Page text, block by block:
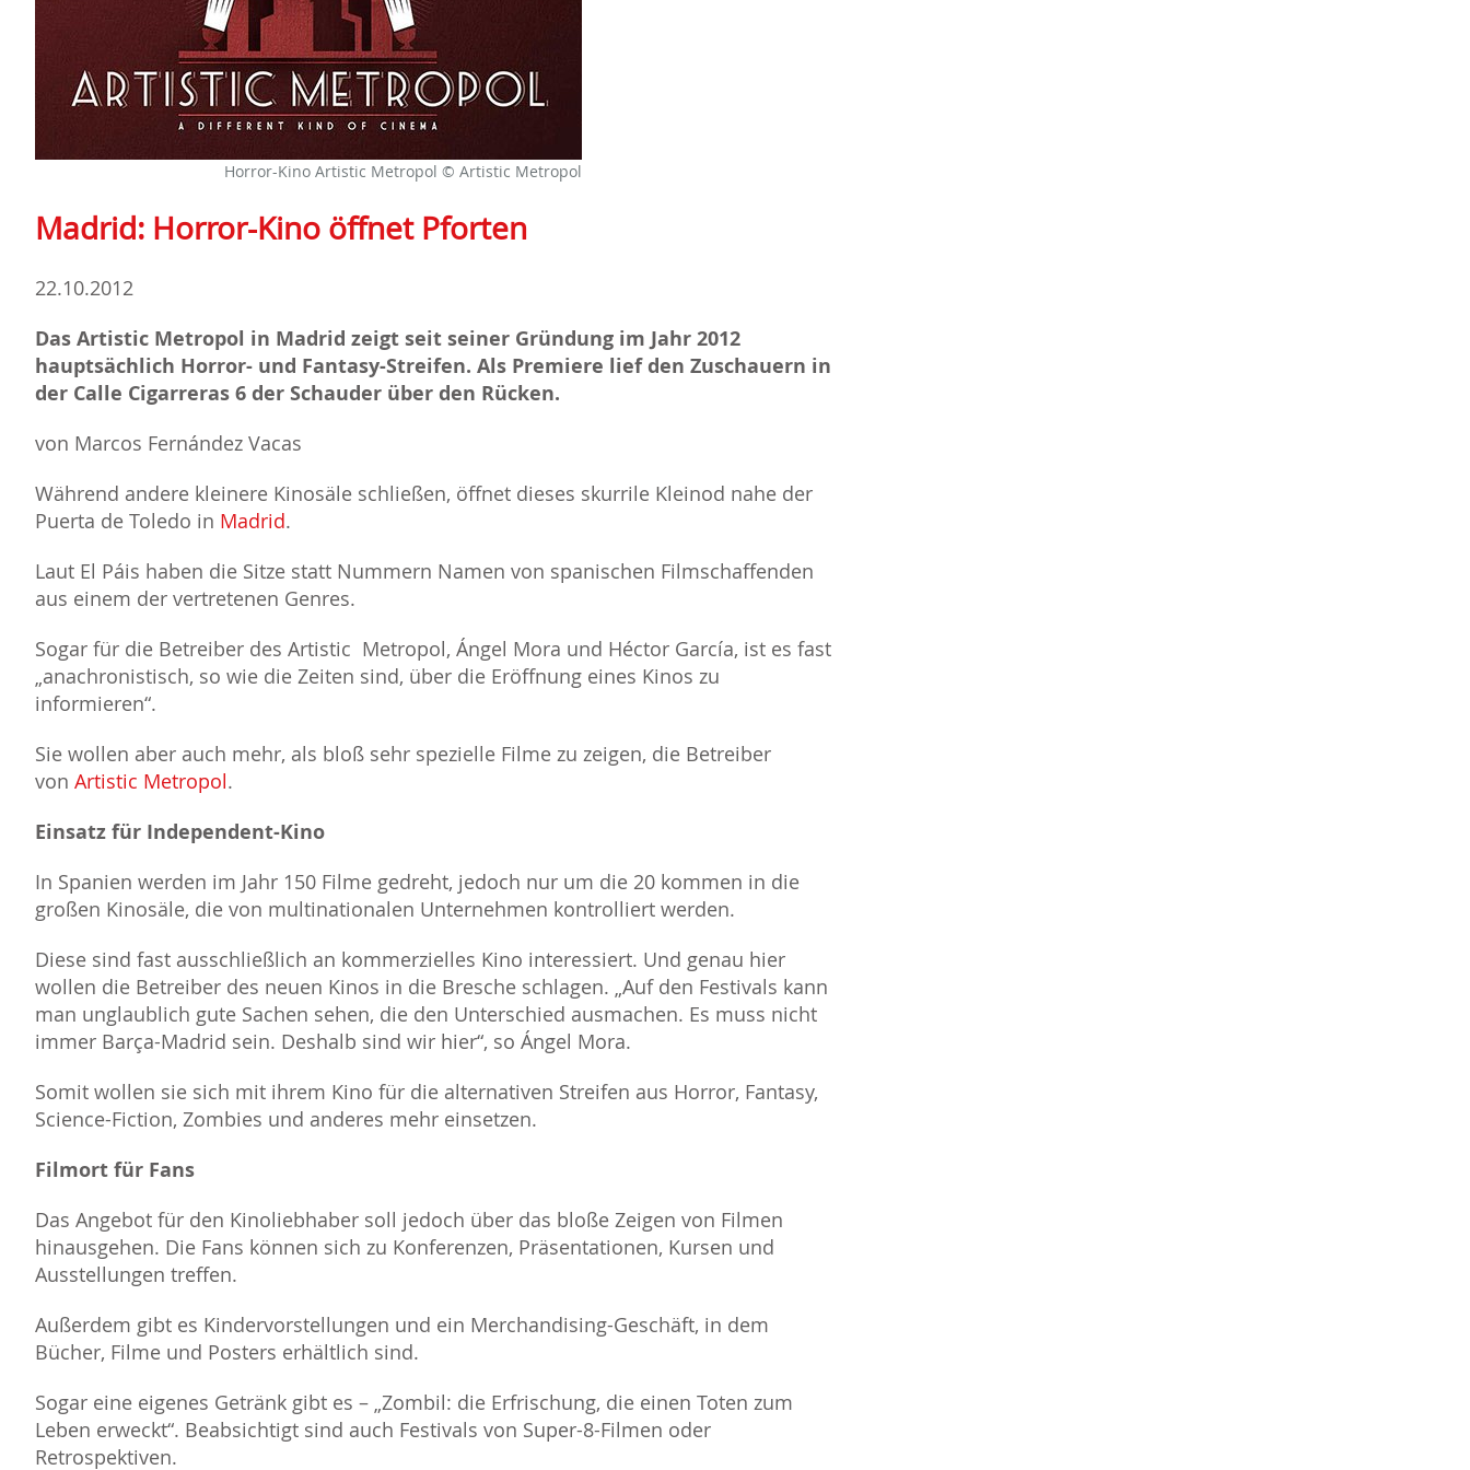
Horror-Kino Artistic Metropol © Artistic Metropol
Madrid: Horror-Kino öffnet Pforten
22.10.2012
Das Artistic Metropol in Madrid zeigt seit seiner Gründung im Jahr 2012
hauptsächlich Horror- und Fantasy-Streifen. Als Premiere lief den Zuschauern in
der Calle Cigarreras 6 der Schauder über den Rücken.
von Marcos Fernández Vacas
Während andere kleinere Kinosäle schließen, öffnet dieses skurrile Kleinod nahe der
Puerta de Toledo in Madrid.
Laut El Páis haben die Sitze statt Nummern Namen von spanischen Filmschaffenden
aus einem der vertretenen Genres.
Sogar für die Betreiber des Artistic Metropol, Ángel Mora und Héctor García, ist es fast
anachronistisch, so wie die Zeiten sind, über die Eröffnung eines Kinos zu
informieren“.
Sie wollen aber auch mehr, als bloß sehr spezielle Filme zu zeigen, die Betreiber
von Artistic Metropol.
Einsatz für Independent-Kino
In Spanien werden im Jahr 150 Filme gedreht, jedoch nur um die 20 kommen in die
großen Kinosäle, die von multinationalen Unternehmen kontrolliert werden.
Diese sind fast ausschließlich an kommerzielles Kino interessiert. Und genau hier
wollen die Betreiber des neuen Kinos in die Bresche schlagen. „Auf den Festivals kann
man unglaublich gute Sachen sehen, die den Unterschied ausmachen. Es muss nicht
immer Barça-Madrid sein. Deshalb sind wir hier“, so Ángel Mora.
Somit wollen sie sich mit ihrem Kino für die alternativen Streifen aus Horror, Fantasy,
Science-Fiction, Zombies und anderes mehr einsetzen.
Filmort für Fans
Das Angebot für den Kinoliebhaber soll jedoch über das bloße Zeigen von Filmen
hinausgehen. Die Fans können sich zu Konferenzen, Präsentationen, Kursen und
Ausstellungen treffen.
Außerdem gibt es Kindervorstellungen und ein Merchandising-Geschäft, in dem
Bücher, Filme und Posters erhältlich sind.
Sogar eine eigenes Getränk gibt es – „Zombil: die Erfrischung, die einen Toten zum
Leben erweckt“. Beabsichtigt sind auch Festivals von Super-8-Filmen oder
Retrospektiven.